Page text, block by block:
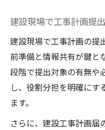
建設現場で工事計画提
建設現場で工事計画の提
前準備と情報共有が鍵と
段階で提出対象の有無や
し、役割分担を明確にす
ます。
さらに、建設工事計画届